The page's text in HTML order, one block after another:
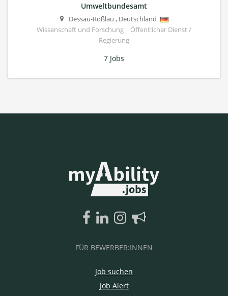
Umweltbundesamt
Dessau-Roßlau , Deutschland
Wissenschaft und Forschung | Öffentlicher Dienst /
Regierung
7 Jobs
FÜR BEWERBER:INNEN
Job suchen
Job Alert